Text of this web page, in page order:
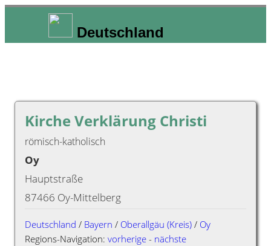
Deutschland
Kirche Verklärung Christi
römisch-katholisch
Oy
Hauptstraße
87466 Oy-Mittelberg
Deutschland / Bayern / Oberallgäu (Kreis) / Oy
Regions-Navigation: vorherige - nächste